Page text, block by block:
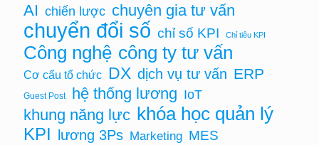
AI chiến lược chuyên gia tư vấn
chuyển đổi số chỉ số KPI Chỉ tiêu KPI
Công nghệ công ty tư vấn
Cơ cấu tổ chức DX dịch vụ tư vấn ERP
Guest Post hệ thống lương IoT
khung năng lực khóa học quản lý
KPI lương 3Ps Marketing MES